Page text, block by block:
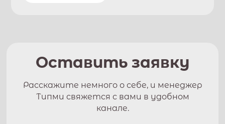
Оставить заявку
Расскажите немного о себе, и менеджер
Типми свяжется с вами в удобном
канале.